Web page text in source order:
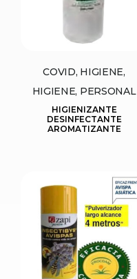
COVID, HIGIENE,
HIGIENE, PERSONAL
HIGIENIZANTE
DESINFECTANTE
AROMATIZANTE